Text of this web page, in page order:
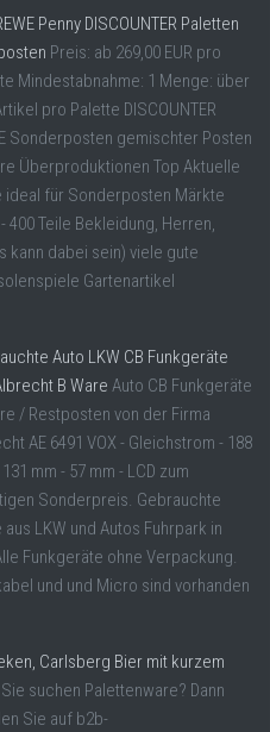
Penny DISCOUNTER Paletten
Preis: ab 269,00 EUR pro
Mindestabnahme: 1 Menge: über
pro Palette DISCOUNTER
Sonderposten gemischter Posten
Überproduktionen Top Aktuelle
ideal für Sonderposten Märkte
400 Teile Bekleidung, Herren,
kann dabei sein) viele gute
Gartenartikel
Auto LKW CB Funkgeräte
B Ware Auto CB Funkgeräte
/ Restposten von der Firma
AE 6491 VOX - Gleichstrom - 188
mm - 57 mm - LCD zum
Sonderpreis. Gebrauchte
aus LKW und Autos Fuhrpark in
Funkgeräte ohne Verpackung.
und und Micro sind vorhanden
Carlsberg Bier mit kurzem
Sie suchen Palettenware? Dann
Sie auf b2b-